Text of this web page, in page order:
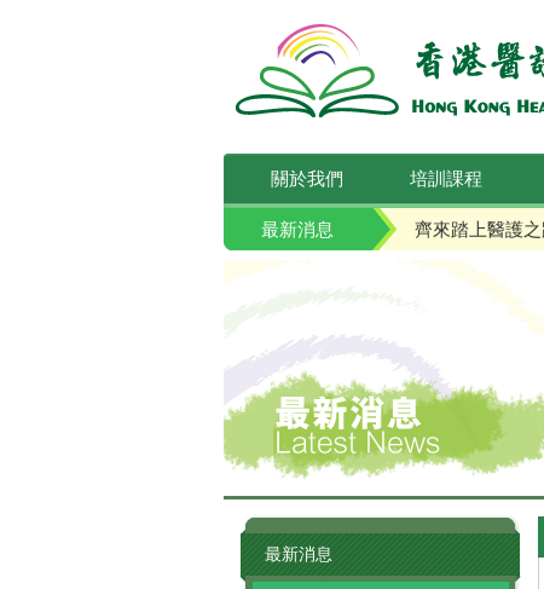
關於我們 培訓課程
最新消息 齊來踏上醫護之
最新消息